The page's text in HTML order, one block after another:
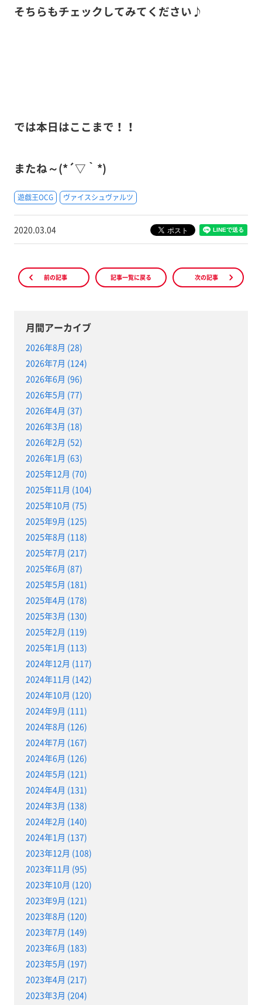
そちらもチェックしてみてください♪
では本日はここまで！！
またね～(*´▽｀*)
遊戯王OCG ヴァイスシュヴァルツ
2020.03.04
前の記事 記事一覧に戻る 次の記事
月間アーカイブ
2026年8月 (28)
2026年7月 (124)
2026年6月 (96)
2026年5月 (77)
2026年4月 (37)
2026年3月 (18)
2026年2月 (52)
2026年1月 (63)
2025年12月 (70)
2025年11月 (104)
2025年10月 (75)
2025年9月 (125)
2025年8月 (118)
2025年7月 (217)
2025年6月 (87)
2025年5月 (181)
2025年4月 (178)
2025年3月 (130)
2025年2月 (119)
2025年1月 (113)
2024年12月 (117)
2024年11月 (142)
2024年10月 (120)
2024年9月 (111)
2024年8月 (126)
2024年7月 (167)
2024年6月 (126)
2024年5月 (121)
2024年4月 (131)
2024年3月 (138)
2024年2月 (140)
2024年1月 (137)
2023年12月 (108)
2023年11月 (95)
2023年10月 (120)
2023年9月 (121)
2023年8月 (120)
2023年7月 (149)
2023年6月 (183)
2023年5月 (197)
2023年4月 (217)
2023年3月 (204)